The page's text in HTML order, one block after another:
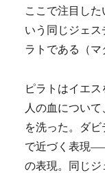
ここで注目し
いう同じジェ
ラトである（マ
ピラトはイエ
人の血につい
を洗った。ダ
で近づく表現
の表現。同じジ